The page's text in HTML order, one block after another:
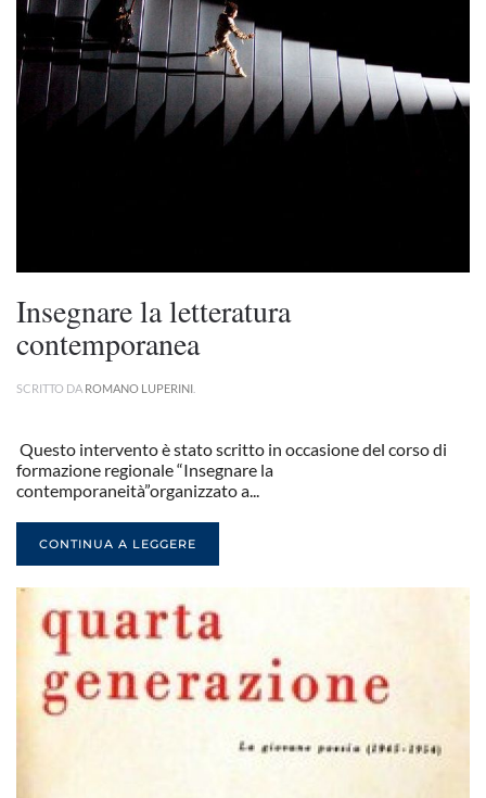
Insegnare la letteratura
contemporanea
SCRITTO DA ROMANO LUPERINI
Questo intervento è stato scritto in occasione del corso di
formazione regionale “Insegnare la
contemporaneità”organizzato a...
CONTINUA A LEGGERE